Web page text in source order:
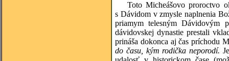
Toto Micheášovo proroctvo
s Dávidom v zmysle naplnenia
priamym telesným Dávidovým
dávidovskej dynastie prestali
prináša dokonca aj čas príchodu
do času, kým rodička neporodí.